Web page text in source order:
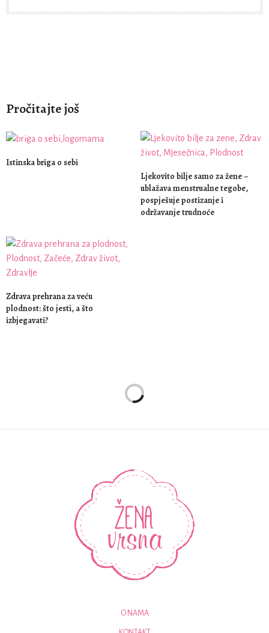
Pročitajte još
Istinska briga o sebi
Ljekovito bilje samo za žene –
ublažava menstrualne tegobe,
pospješuje postizanje i
održavanje trudnoće
Zdrava prehrana za veću
plodnost: što jesti, a što
izbjegavati?
O NAMA